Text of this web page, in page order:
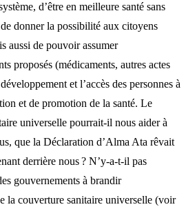
d’être en meilleure santé sans
donner la possibilité aux citoyens
aussi de pouvoir assumer
proposés (médicaments, autres actes
et l’accès des personnes à
et de promotion de la santé. Le
universelle pourrait-il nous aider à
que la Déclaration d’Alma Ata rêvait
derrière nous ? N’y-a-t-il pas
gouvernements à brandir
la couverture sanitaire universelle (voir